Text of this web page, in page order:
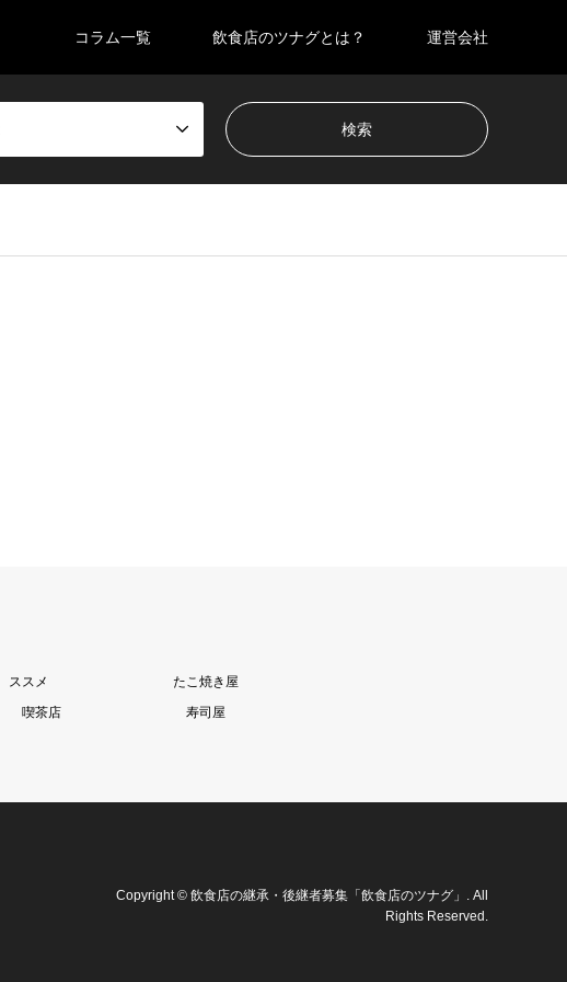
コラム一覧 飲食店のツナグとは？ 運営会社
ススメ
たこ焼き屋
喫茶店
寿司屋
Copyright © 飲食店の継承・後継者募集「飲食店のツナグ」
. All
Rights Reserved.